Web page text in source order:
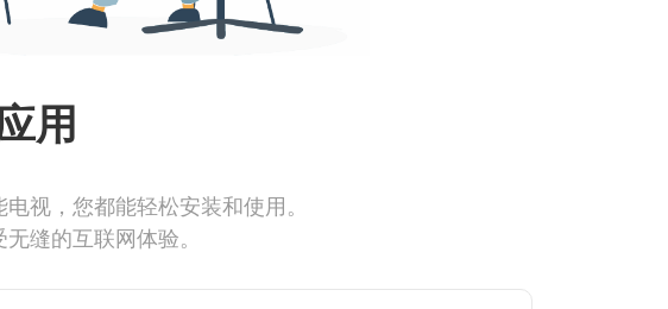
用
视，您都能轻松安装和使用。
缝的互联网体验。